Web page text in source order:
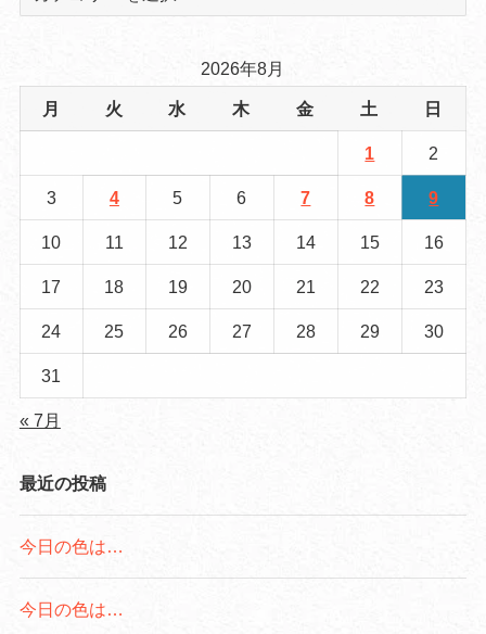
2026年8月
月 火 水 木 金 土 日
1 2
3 4 5 6 7 8 9
10 11 12 13 14 15 16
17 18 19 20 21 22 23
24 25 26 27 28 29 30
31
« 7月
最近の投稿
今日の色は…
今日の色は…